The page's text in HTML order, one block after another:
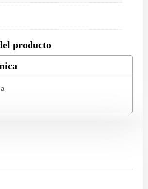
producto